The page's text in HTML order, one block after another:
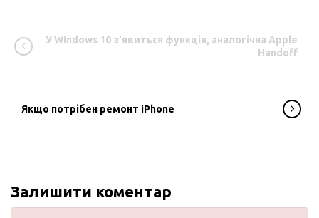
У Windows 10 з’явиться функція, аналогічна Apple
Handoff
Якщо потрібен ремонт iPhone
Залишити коментар